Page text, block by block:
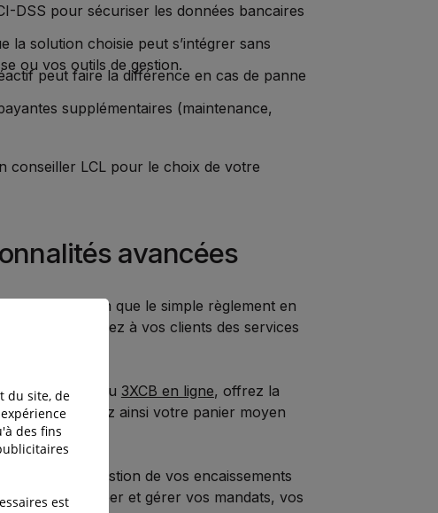
DSS pour sécuriser les données bancaires
la solution choisie peut s’intégrer sans
ou vos outils de gestion.
peut faire la différence en cas de panne
supplémentaires (maintenance,
conseiller LCL pour le choix de votre
avancées
bien plus loin que le simple règlement en
proposez à vos clients des services
:
en magasin ou 3XCB en ligne, offrez la
et augmentez ainsi votre panier moyen
Simplifiez la gestion de vos encaissements
pouvez créer et gérer vos mandats, vos
du site, de
des fins
est